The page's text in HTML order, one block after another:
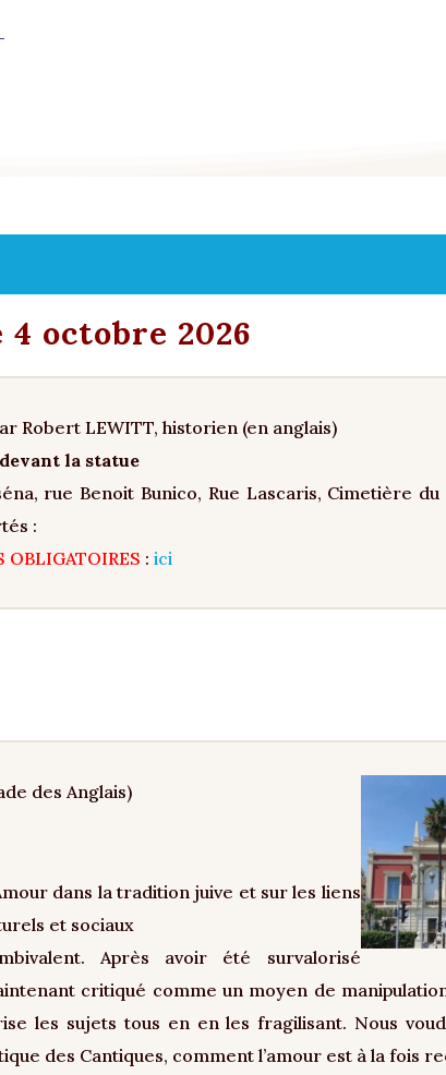
4 octobre 2026
Robert LEWITT, historien (en anglais)
la statue
rue Benoit Bunico, Rue Lascaris, Cimetière
:
OBLIGATOIRES :ici
des Anglais)
dans la tradition juive et sur les liens
et sociaux
Après avoir été survalorisé
critiqué comme un moyen de
les sujets tous en en les fragilisant. Nous
des Cantiques, comment l’amour est à la fois